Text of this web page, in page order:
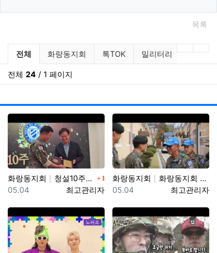
목록
아말다말TV 분류 목록
전체 화랑동지회 톡TOK 밀리터리 데일리
이전 분
다
전체 24 / 1 페이지
화랑동지회 청설10주년 기념식 영상 댓글
1
등록자
최고관리자
등록일
05.04
화랑동지회
화랑동지회 창설10주년 기념영상
등록자
최고관리자
등록일
05.04